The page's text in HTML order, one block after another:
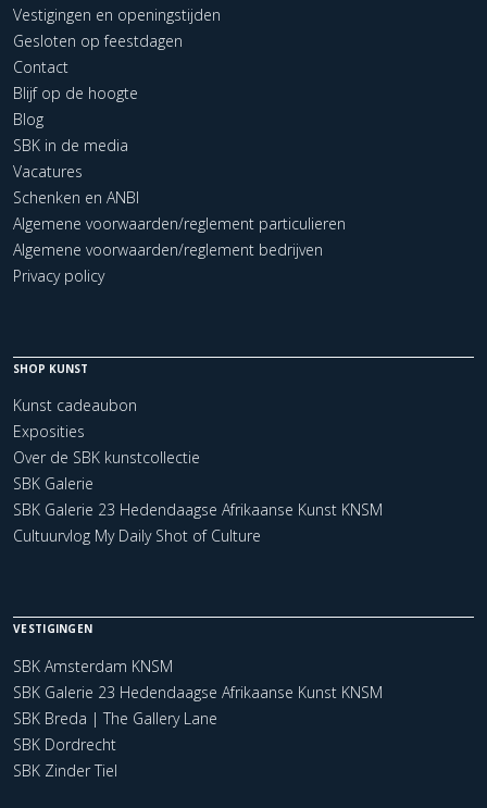
Vestigingen en openingstijden
Gesloten op feestdagen
Contact
Blijf op de hoogte
Blog
SBK in de media
Vacatures
Schenken en ANBI
Algemene voorwaarden/reglement particulieren
Algemene voorwaarden/reglement bedrijven
Privacy policy
SHOP KUNST
Kunst cadeaubon
Exposities
Over de SBK kunstcollectie
SBK Galerie
SBK Galerie 23 Hedendaagse Afrikaanse Kunst KNSM
Cultuurvlog My Daily Shot of Culture
VESTIGINGEN
SBK Amsterdam KNSM
SBK Galerie 23 Hedendaagse Afrikaanse Kunst KNSM
SBK Breda | The Gallery Lane
SBK Dordrecht
SBK Zinder Tiel